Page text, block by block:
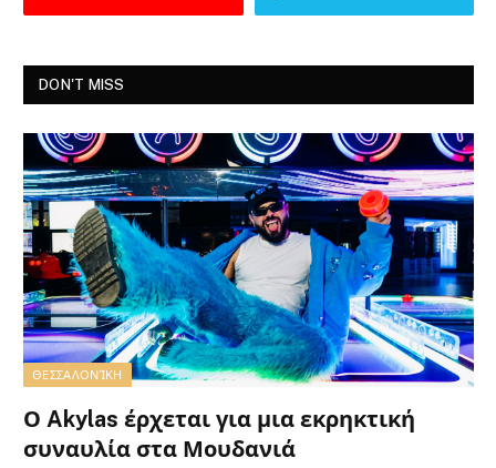
DON'T MISS
ΘΕΣΣΑΛΟΝΊΚΗ
Ο Akylas έρχεται για μια εκρηκτική
συναυλία στα Μουδανιά